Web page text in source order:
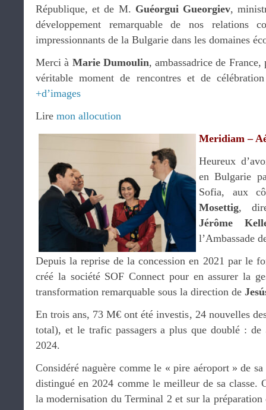
République, et de M. Guéorgui Gueorgiev,
développement remarquable de nos relations
impressionnants de la Bulgarie dans les domaines
Merci à Marie Dumoulin, ambassadrice de
véritable moment de rencontres et de
+d’images
Lire mon allocution
Meridiam –
Heureux
en Bulgarie
Sofia, aux
Mosettig,
Jérôme
l’Ambassade
Depuis la reprise de la concession en 2021 par le
créé la société SOF Connect pour en assurer la
transformation remarquable sous la direction de
En trois ans, 73 M€ ont été investis, 24 nouvelles
total), et le trafic passagers a plus que doublé :
2024.
Considéré naguère comme le « pire aéroport » de
distingué en 2024 comme le meilleur de sa classe.
la modernisation du Terminal 2 et sur la